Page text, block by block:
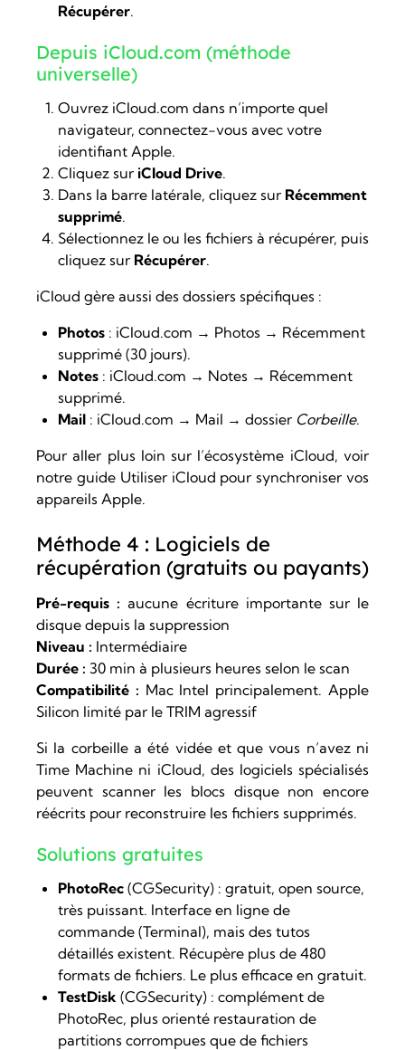
Récupérer.
Depuis iCloud.com (méthode
universelle)
Ouvrez iCloud.com dans n’importe quel
navigateur, connectez-vous avec votre
identifiant Apple.
Cliquez sur iCloud Drive.
Dans la barre latérale, cliquez sur Récemment
supprimé.
Sélectionnez le ou les fichiers à récupérer, puis
cliquez sur Récupérer.
iCloud gère aussi des dossiers spécifiques :
Photos : iCloud.com → Photos → Récemment
supprimé (30 jours).
Notes : iCloud.com → Notes → Récemment
supprimé.
Mail : iCloud.com → Mail → dossier Corbeille.
Pour aller plus loin sur l’écosystème iCloud, voir
notre guide Utiliser iCloud pour synchroniser vos
appareils Apple.
Méthode 4 : Logiciels de
récupération (gratuits ou payants)
Pré-requis : aucune écriture importante sur le
disque depuis la suppression
Niveau : Intermédiaire
Durée : 30 min à plusieurs heures selon le scan
Compatibilité : Mac Intel principalement. Apple
Silicon limité par le TRIM agressif
Si la corbeille a été vidée et que vous n’avez ni
Time Machine ni iCloud, des logiciels spécialisés
peuvent scanner les blocs disque non encore
réécrits pour reconstruire les fichiers supprimés.
Solutions gratuites
PhotoRec (CGSecurity) : gratuit, open source,
très puissant. Interface en ligne de
commande (Terminal), mais des tutos
détaillés existent. Récupère plus de 480
formats de fichiers. Le plus efficace en gratuit.
TestDisk (CGSecurity) : complément de
PhotoRec, plus orienté restauration de
partitions corrompues que de fichiers